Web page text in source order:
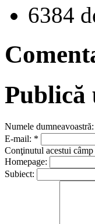
6384
Publică
Numele dumneavoastră:
E-mail: *
Conţinutul acestui
Homepage:
Subiect: